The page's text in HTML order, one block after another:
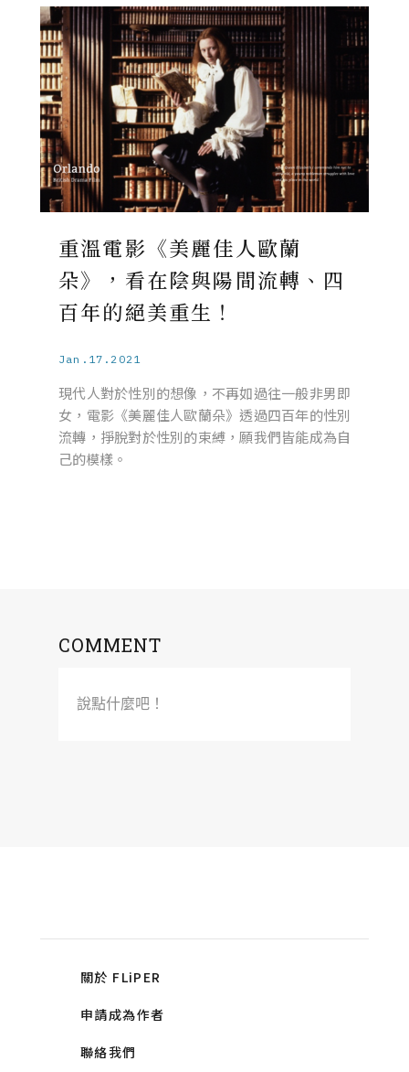
重溫電影《美麗佳人歐蘭
朵》，看在陰與陽間流轉、四
百年的絕美重生！
Jan.17.2021
現代人對於性別的想像，不再如過往一般非男即
女，電影《美麗佳人歐蘭朵》透過四百年的性別
流轉，掙脫對於性別的束縛，願我們皆能成為自
己的模樣。
COMMENT
說點什麼吧！
關於 FLiPER
申請成為作者
聯絡我們